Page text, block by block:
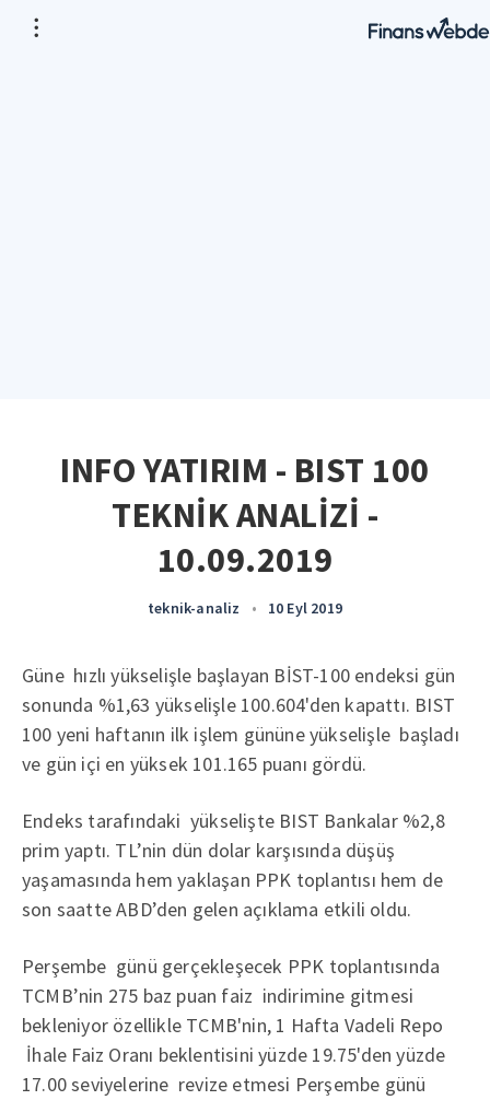
INFO YATIRIM - BIST 100
TEKNİK ANALİZİ -
10.09.2019
teknik-analiz • 10 Eyl 2019
Güne hızlı yükselişle başlayan BİST-100 endeksi gün
sonunda %1,63 yükselişle 100.604'den kapattı. BIST
100 yeni haftanın ilk işlem gününe yükselişle başladı
ve gün içi en yüksek 101.165 puanı gördü.
Endeks tarafındaki yükselişte BIST Bankalar %2,8
prim yaptı. TL’nin dün dolar karşısında düşüş
yaşamasında hem yaklaşan PPK toplantısı hem de
son saatte ABD’den gelen açıklama etkili oldu.
Perşembe günü gerçekleşecek PPK toplantısında
TCMB’nin 275 baz puan faiz indirimine gitmesi
bekleniyor özellikle TCMB'nin, 1 Hafta Vadeli Repo
İhale Faiz Oranı beklentisini yüzde 19.75'den yüzde
17.00 seviyelerine revize etmesi Perşembe günü